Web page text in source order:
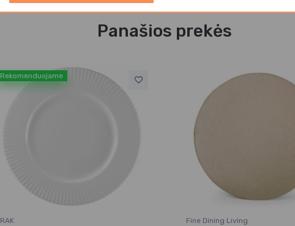
Panašios prekės
Rekomenduojame
RAK Fine Dining Living